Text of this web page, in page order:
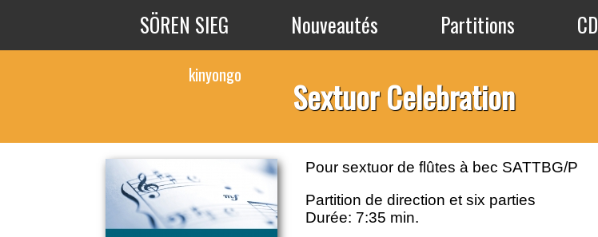
Aller au contenu principal
SÖREN SIEG Nouveautés Partitions CD
kinyongo Sextuor Celebration
Pour sextuor de flûtes à bec SATTBG/P
Partition de direction et six parties
Durée: 7:35 min.